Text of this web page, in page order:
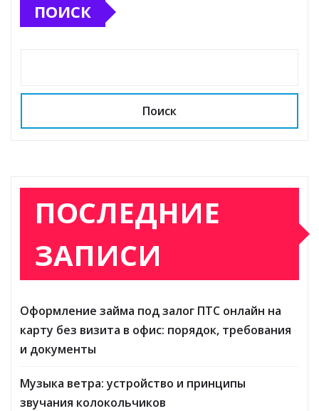
ПОИСК
Поиск
ПОСЛЕДНИЕ
ЗАПИСИ
Оформление займа под залог ПТС онлайн на
карту без визита в офис: порядок, требования
и документы
Музыка ветра: устройство и принципы
звучания колокольчиков